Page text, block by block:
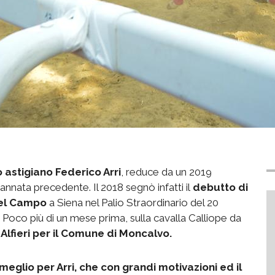
astigiano Federico Arri , reduce da un 2019
precedente. Il 2018 segnò infatti il debutto di
Campo a Siena nel Palio Straordinario del 20
più di un mese prima, sulla cavalla Calliope da
per il Comune di Moncalvo.
per Arri, che con grandi motivazioni ed il